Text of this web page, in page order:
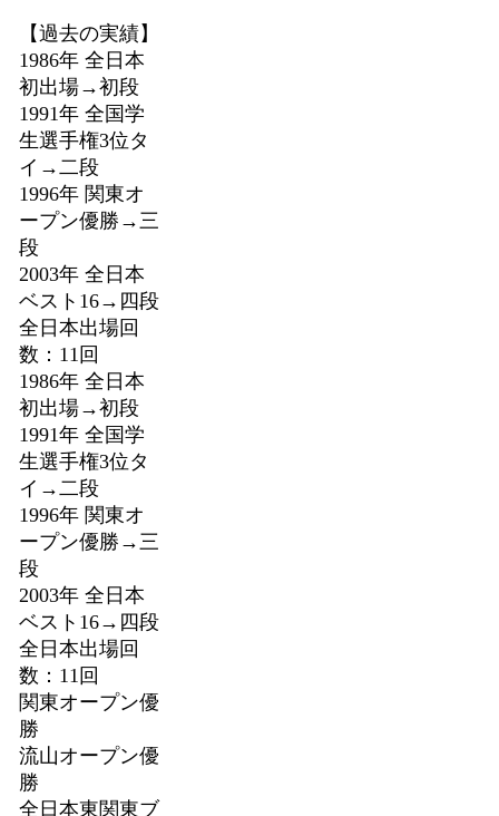
【過去の実績】
1986年 全日本
初出場→初段
1991年 全国学
生選手権3位タ
イ→二段
1996年 関東オ
ープン優勝→三
段
2003年 全日本
ベスト16→四段
全日本出場回
数：11回
1986年 全日本
初出場→初段
1991年 全国学
生選手権3位タ
イ→二段
1996年 関東オ
ープン優勝→三
段
2003年 全日本
ベスト16→四段
全日本出場回
数：11回
関東オープン優
勝
流山オープン優
勝
全日本東関東ブ